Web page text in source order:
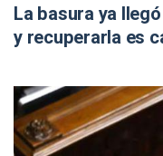
La basura ya
y recuperarla es